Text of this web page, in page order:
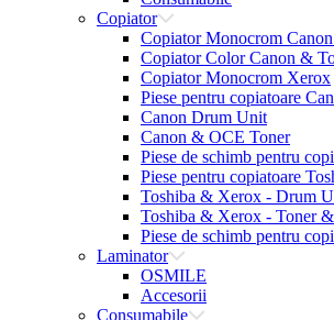
Copiator
Copiator Monocrom
Copiator Color Canon &
Copiator Monocrom Xerox
Piese pentru copiatoare
Canon Drum Unit
Canon & OCE Toner
Piese de schimb pentru
Piese pentru copiatoare
Toshiba & Xerox - Drum
Toshiba & Xerox - Toner
Piese de schimb pentru
Laminator
OSMILE
Accesorii
Consumabile